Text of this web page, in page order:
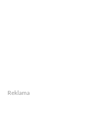
Reklama